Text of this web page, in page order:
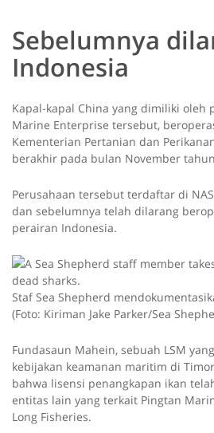
Sebelumnya
Indonesia
Kapal-kapal China yang dimiliki oleh
Marine Enterprise tersebut,
Kementerian Pertanian dan
berakhir pada bulan November
Perusahaan tersebut terdaftar di
dan sebelumnya telah dilarang
perairan Indonesia.
Staf Sea Shepherd
(Foto: Kiriman Jake Parker/Sea
Fundasaun Mahein, sebuah LSM
kebijakan keamanan maritim di
bahwa lisensi penangkapan ikan
entitas lain yang terkait Pingtan
Long Fisheries.